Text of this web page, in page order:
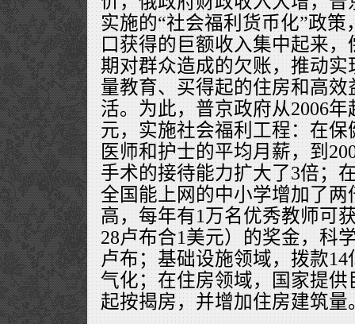
实施的“社会福利货币化”政
口获得的巨额收入集中起来，
期对群众造成的欠账，推动实
量教育、买得起的住房和高效
活。为此，普京政府从2006
元，实施社会福利工程：在
医师和护士的平均月薪，到
手术的接待能力扩大了3倍；
全国能上网的中小学增加了
高，每年有1万名优秀教师可
28卢布合1美元）的奖金，科
卢布；基础设施领域，拨款
气化；在住房领域，国家提
起按揭房，并增加住房建筑量